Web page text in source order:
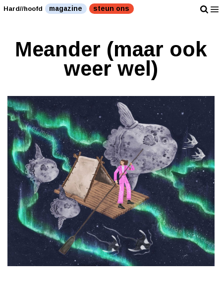
Hard//hoofd magazine steun ons
Meander (maar ook
weer wel)